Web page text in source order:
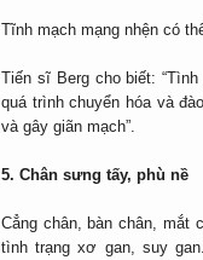
Tĩnh mạch mạng nhện có
Tiến sĩ Berg cho biết:
quá trình chuyển hóa và
và gây giãn mạch”.
5. Chân sưng tấy, phù nề
Cẳng chân, bàn chân, mắt
tình trạng xơ gan, suy